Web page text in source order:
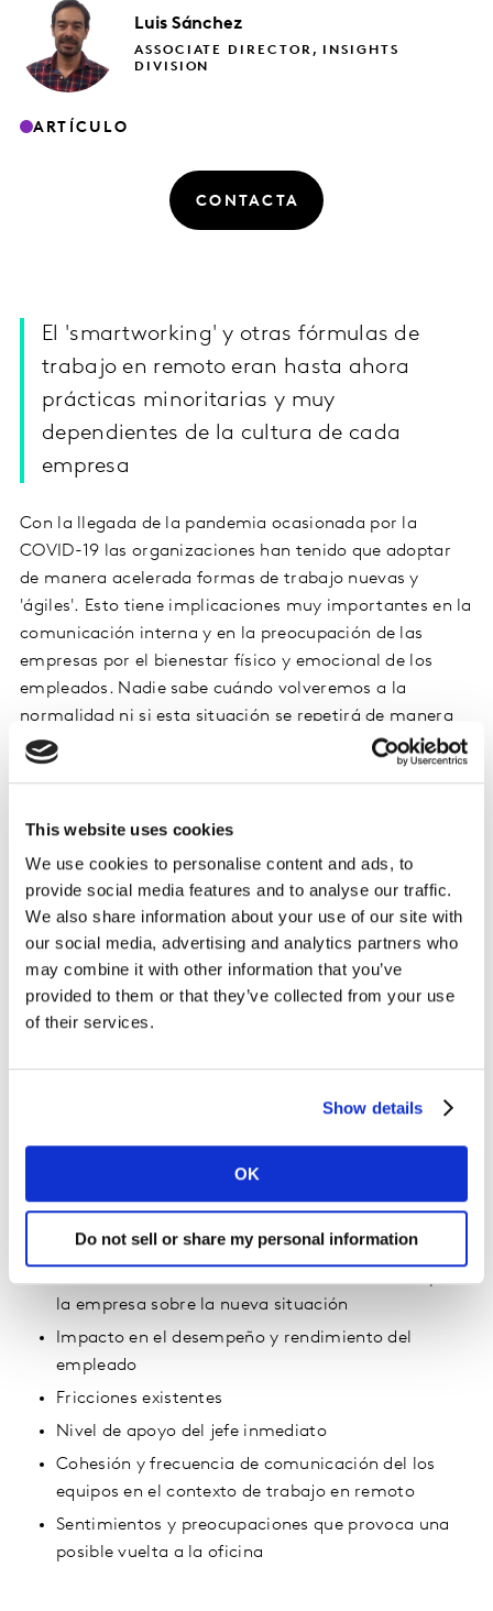
This website uses cookies
We use cookies to personalise content and ads, to
provide social media features and to analyse our traffic.
We also share information about your use of our site with
our social media, advertising and analytics partners who
may combine it with other information that you’ve
provided to them or that they’ve collected from your use
of their services.
Show details
OK
Do not sell or share my personal information
Luis Sánchez
ASSOCIATE DIRECTOR, INSIGHTS
DIVISION
ARTÍCULO
CONTACTA
El 'smartworking' y otras fórmulas de
trabajo en remoto eran hasta ahora
prácticas minoritarias y muy
dependientes de la cultura de cada
empresa
Con la llegada de la pandemia ocasionada por la
COVID-19 las organizaciones han tenido que adoptar
de manera acelerada formas de trabajo nuevas y
'ágiles'. Esto tiene implicaciones muy importantes en la
comunicación interna y en la preocupación de las
empresas por el bienestar físico y emocional de los
empleados. Nadie sabe cuándo volveremos a la
normalidad ni si esta situación se repetirá de manera
cíclica. Nos enfrentamos a una 'nueva' normalidad
para la que hay que prepararse, y para eso es vital
empleados: los empleados deben tener voz.
Escuchar y Participar | Monitorizar |
Diagnosticar
El estudioLa Experiencia de los empleados en el
teletrabajode Kantar te permite escuchar la voz de tus
empleados, comprender sus experiencias y
retos a superar para mejorar el ambiente de trabajo
Su percepción de cómo la empresa está
gestionando la situación
la empresa sobre la nueva situación
Impacto en el desempeño y rendimiento del
empleado
Fricciones existentes
Nivel de apoyo del jefe inmediato
Cohesión y frecuencia de comunicación del los
equipos en el contexto de trabajo en remoto
Sentimientos y preocupaciones que provoca una
posible vuelta a la oficina